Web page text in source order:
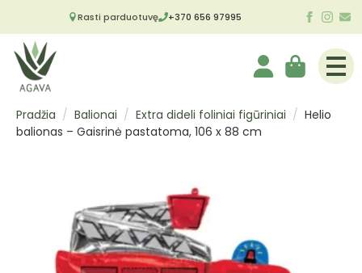
Rasti parduotuvę +370 656 97995
Pradžia Balionai Extra dideli foliniai figūriniai
Helio
balionas – Gaisrinė pastatoma, 106 x 88 cm